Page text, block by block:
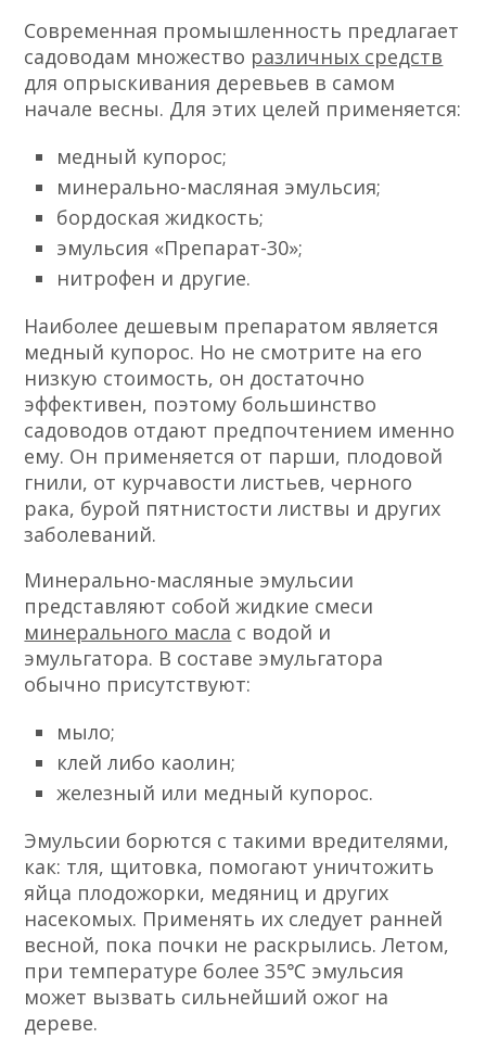
Современная промышленность предлагает
садоводам множество различных средств
для опрыскивания деревьев в самом
начале весны. Для этих целей применяется:
медный купорос;
минерально-масляная эмульсия;
бордоская жидкость;
эмульсия «Препарат-30»;
нитрофен и другие.
Наиболее дешевым препаратом является
медный купорос. Но не смотрите на его
низкую стоимость, он достаточно
эффективен, поэтому большинство
садоводов отдают предпочтением именно
ему. Он применяется от парши, плодовой
гнили, от курчавости листьев, черного
рака, бурой пятнистости листвы и других
заболеваний.
Минерально-масляные эмульсии
представляют собой жидкие смеси
минерального масла с водой и
эмульгатора. В составе эмульгатора
обычно присутствуют:
мыло;
клей либо каолин;
железный или медный купорос.
Эмульсии борются с такими вредителями,
как: тля, щитовка, помогают уничтожить
яйца плодожорки, медяниц и других
насекомых. Применять их следует ранней
весной, пока почки не раскрылись. Летом,
при температуре более 35℃ эмульсия
может вызвать сильнейший ожог на
дереве.